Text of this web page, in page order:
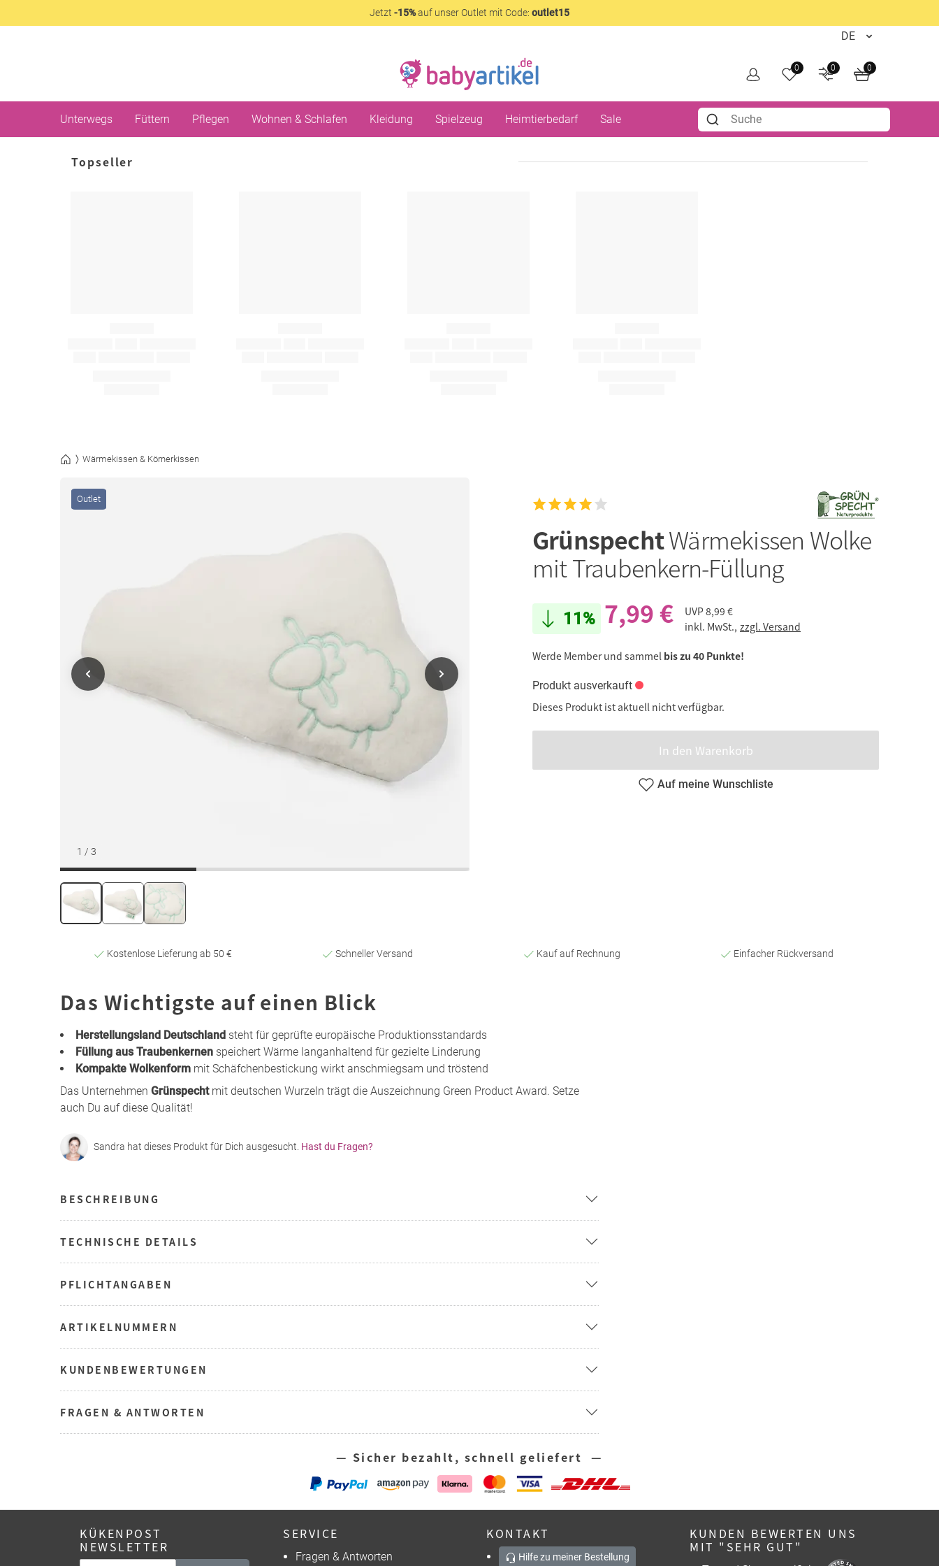
Jetzt -15%auf unser Outlet mit Code: outlet15
0 0 0
Unterwegs Füttern Pflegen Wohnen & Schlafen Kleidung Spielzeug Heimtierbedarf Sale
Topseller
Wärmekissen & Körnerkissen
1 / 3
Outlet
GrünspechtWärmekissen Wolke
mit Traubenkern-Füllung
11% 7,99 € UVP8,99 €
inkl. MwSt., zzgl. Versand
Werde Member und sammel bis zu 40 Punkte!
Produkt ausverkauft
Dieses Produkt ist aktuell nicht verfügbar.
In den Warenkorb
Auf meine Wunschliste
Kostenlose Lieferung ab 50 € Schneller Versand Kauf auf Rechnung Einfacher Rückversand
Das Wichtigste auf einen Blick
Herstellungsland Deutschland steht für geprüfte europäische Produktionsstandards
Füllung aus Traubenkernen speichert Wärme langanhaltend für gezielte Linderung
Kompakte Wolkenform mit Schäfchenbestickung wirkt anschmiegsam und tröstend
Das Unternehmen Grünspechtmit deutschen Wurzeln trägt die Auszeichnung Green Product Award. Setze
auch Du auf diese Qualität!
Sandra hat dieses Produkt für Dich ausgesucht. Hast du Fragen?
BESCHREIBUNG
TECHNISCHE DETAILS
PFLICHTANGABEN
ARTIKELNUMMERN
KUNDENBEWERTUNGEN
FRAGEN & ANTWORTEN
— Sicher bezahlt, schnell geliefert —
KÜKENPOST
NEWSLETTER
SERVICE
Fragen & Antworten
KONTAKT
Hilfe zu meiner Bestellung
KUNDEN BEWERTEN UNS
MIT "SEHR GUT"